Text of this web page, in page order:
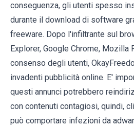
conseguenza, gli utenti spesso
durante il download di software
freeware. Dopo l'infiltrante sul
Explorer, Google Chrome, Mozilla
consenso degli utenti,
invadenti pubblicità online. E'
questi annunci potrebbero
con contenuti contagiosi, quindi,
può comportare infezioni da